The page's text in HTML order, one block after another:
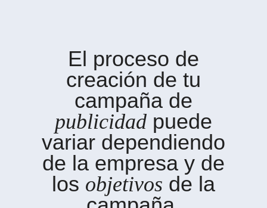
El proceso de
creación de tu
campaña de
publicidad puede
variar dependiendo
de la empresa y de
los objetivos de la